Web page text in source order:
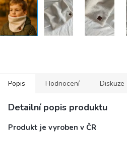
Popis Hodnocení Diskuze
Detailní popis produktu
Produkt je vyroben v ČR